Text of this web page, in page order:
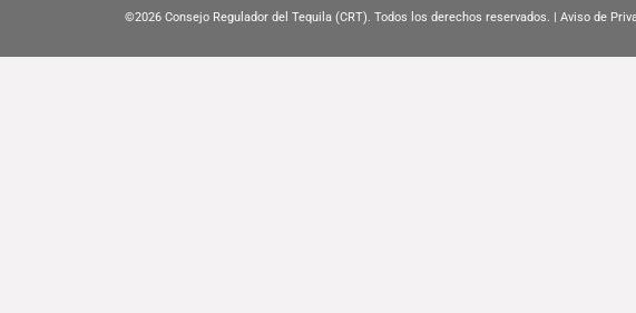
©2026 Consejo Regulador del Tequila (CRT). Todos los derechos reservados. | Aviso de